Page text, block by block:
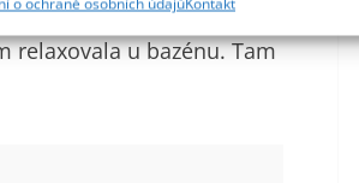
zjišťování podvodů a
padlo i jméno
relaxovala u bazénu. Tam